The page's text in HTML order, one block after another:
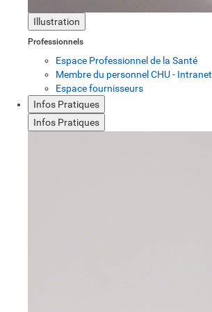
Illustration
Professionnels
Espace Professionnel de la Santé
Membre du personnel CHU - Intranet
Espace fournisseurs
Infos Pratiques
Infos Pratiques